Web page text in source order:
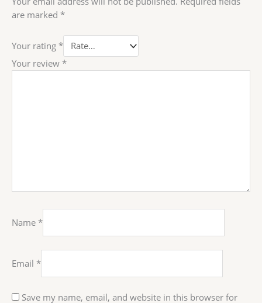
are marked *
Your rating *
Your review *
Name *
Email *
Save my name, email, and website in this browser for